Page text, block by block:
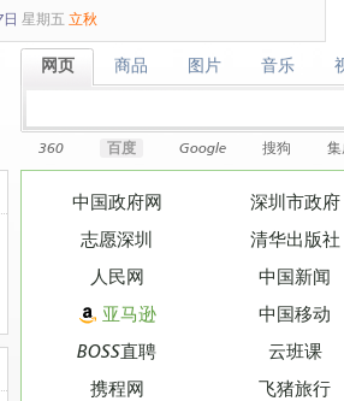
星期五 立秋
网页
网页 商品
商品 图片
图片 音乐
音乐
360 百度 Google 搜狗
中国政府网 深圳市政府
志愿深圳
清华出版社
人民网
中国新闻
亚马逊
中国移动
BOSS直聘
云班课
携程网
飞猪旅行